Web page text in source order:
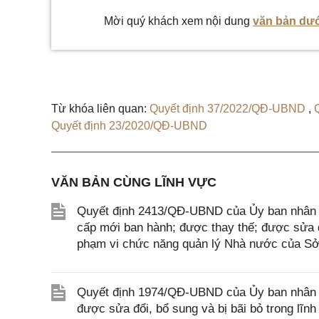
Mời quý khách xem nội dung văn bản
Từ khóa liên quan: Quyết định 37/2022/QĐ-UBND ,
Quyết định 23/2020/QĐ-UBND
VĂN BẢN CÙNG LĨNH VỰC
Quyết định 2413/QĐ-UBND của Ủy ban
cấp mới ban hành; được thay thế; được
phạm vi chức năng quản lý Nhà nước của
Quyết định 1974/QĐ-UBND của Ủy ban
được sửa đổi, bổ sung và bị bãi bỏ trong